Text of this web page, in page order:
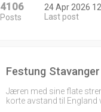
4106
Posts
24 Apr 2026
Last post
Festung Stavanger
Jæren med sine flate
korte avstand til England